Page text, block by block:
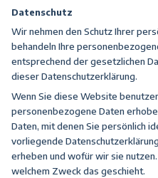
Datenschutz
Wir nehmen den Schutz Ihrer
behandeln Ihre
entsprechend der gesetzlichen
dieser Datenschutzerklärung.
Wenn Sie diese Website
personenbezogene Daten
Daten, mit denen Sie persönlich
vorliegende
erheben und wofür wir sie
welchem Zweck das geschieht.